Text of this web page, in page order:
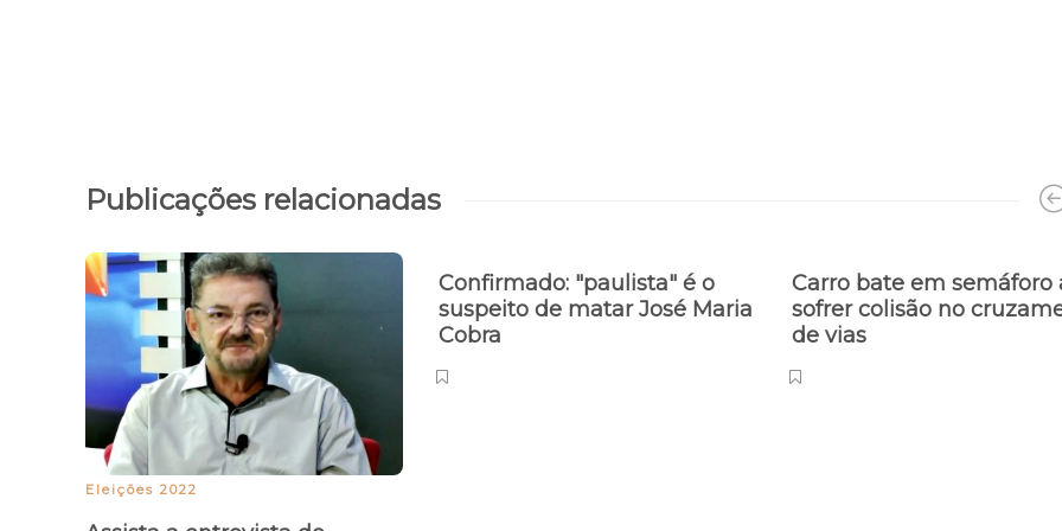
Publicações relacionadas
Eleições 2022
Confirmado: "paulista" é o
suspeito de matar José Maria
Cobra
Carro bate em semáforo
sofrer colisão no
de vias